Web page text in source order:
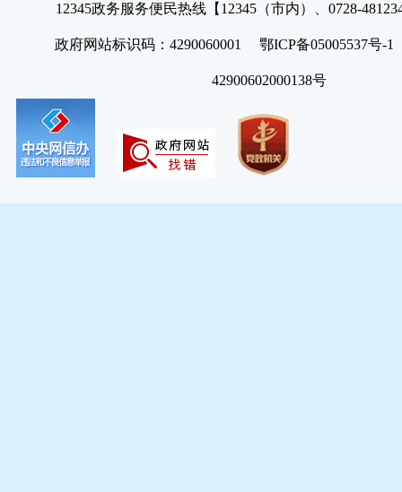
12345政务服务便民热线【12345（市内）、0728-
政府网站标识码：4290060001 鄂ICP备05005537号
42900602000138号